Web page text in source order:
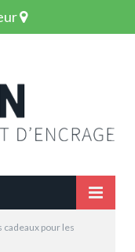
cadeaux pour les